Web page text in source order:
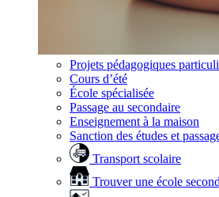
Projets pédagogiques
Cours d’été
École spécialisée
Passage au secondaire
Enseignement à la maison
Sanction des études et
Transport scolaire
Trouver une école